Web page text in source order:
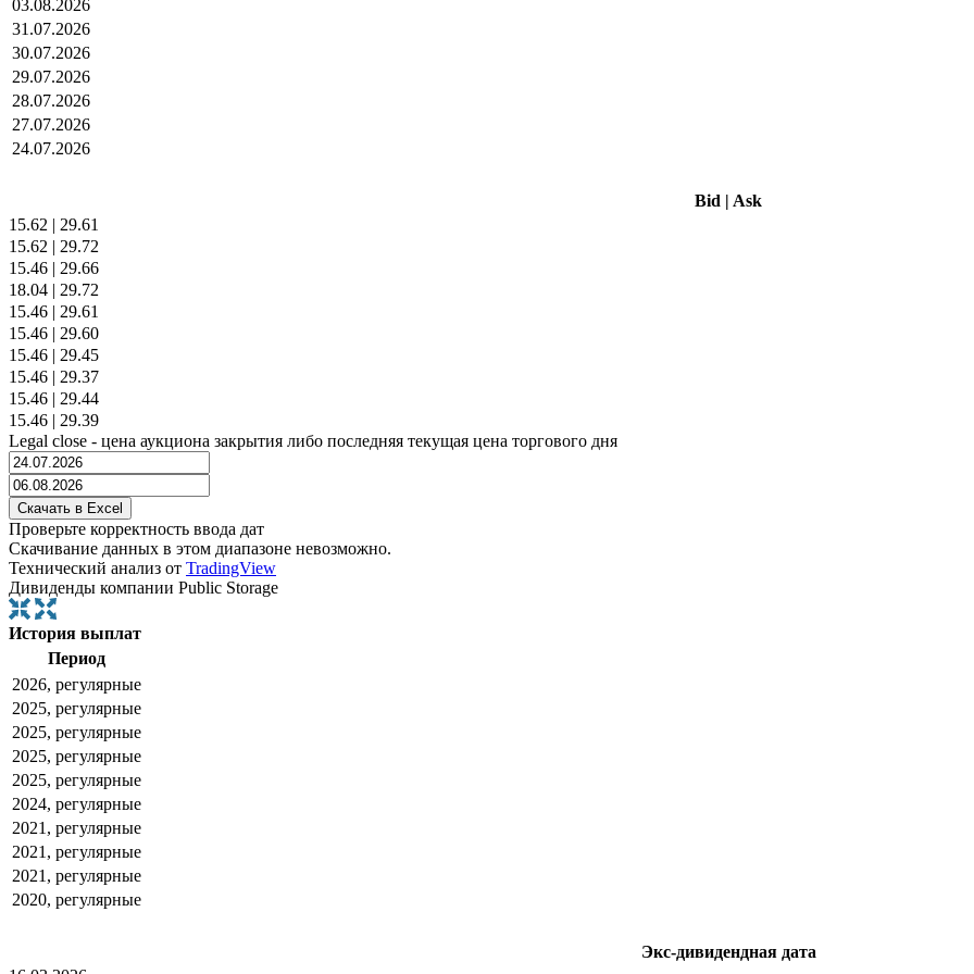
03.08.2026
31.07.2026
30.07.2026
29.07.2026
28.07.2026
27.07.2026
24.07.2026
Bid | Ask
15.62 | 29.61
15.62 | 29.72
15.46 | 29.66
18.04 | 29.72
15.46 | 29.61
15.46 | 29.60
15.46 | 29.45
15.46 | 29.37
15.46 | 29.44
15.46 | 29.39
Legal close - цена аукциона закрытия либо последняя текущая цена торгового дня
Проверьте корректность ввода дат
Скачивание данных в этом диапазоне невозможно.
Технический анализ от TradingView
Дивиденды компании Public Storage
История выплат
Период
2026, регулярные
2025, регулярные
2025, регулярные
2025, регулярные
2025, регулярные
2024, регулярные
2021, регулярные
2021, регулярные
2021, регулярные
2020, регулярные
Экс-дивидендная дата